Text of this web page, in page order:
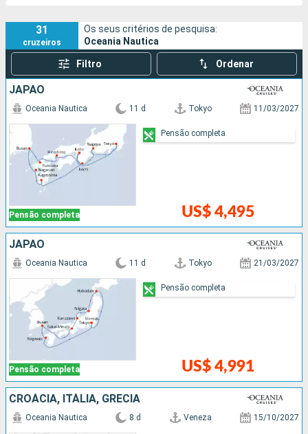
31
cruzeiros
Os seus critérios de pesquisa:
Oceania Nautica
Filtro Ordenar
JAPÃO
Pensão completa
Oceania Nautica 11 d Tokyo 11/03/2027
US$ 4,495
Pensão completa
JAPÃO
Pensão completa
Oceania Nautica 11 d Tokyo 21/03/2027
US$ 4,991
Pensão completa
CROÁCIA, ITÁLIA, GRÉCIA
Oceania Nautica 8 d Veneza 15/10/2027